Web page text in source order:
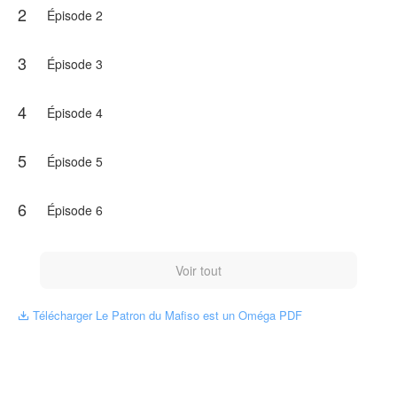
2 Épisode 2
3 Épisode 3
4 Épisode 4
5 Épisode 5
6 Épisode 6
Voir tout
 Télécharger Le Patron du Mafiso est un Oméga PDF